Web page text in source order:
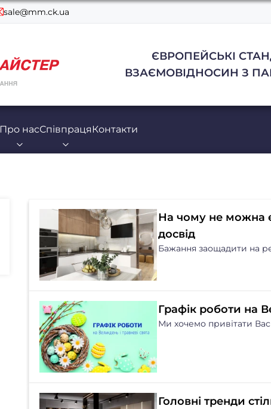
sale@mm.ck.ua
ЄВРОПЕЙСЬКІ
ВЗАЄМОВІДНОСИН З
Про насСпівпраця Контакти
На чому не можна
досвід
Бажання заощадити на
Графік роботи на
Ми хочемо привітати
Головні тренди